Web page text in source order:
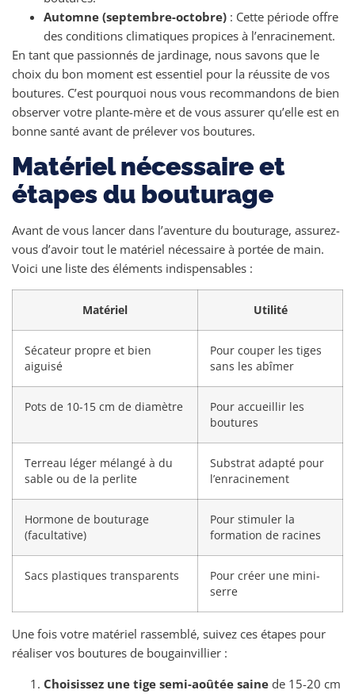
Automne (septembre-octobre) : Cette période offre
des conditions climatiques propices à l’enracinement.
En tant que passionnés de jardinage, nous savons que le
choix du bon moment est essentiel pour la réussite de vos
boutures. C’est pourquoi nous vous recommandons de bien
observer votre plante-mère et de vous assurer qu’elle est en
bonne santé avant de prélever vos boutures.
Matériel nécessaire et
étapes du bouturage
Avant de vous lancer dans l’aventure du bouturage, assurez-
vous d’avoir tout le matériel nécessaire à portée de main.
Voici une liste des éléments indispensables :
Matériel Utilité
Sécateur propre et bien
aiguisé
Pour couper les tiges
sans les abîmer
Pots de 10-15 cm de diamètre
Pour accueillir les
boutures
Terreau léger mélangé à du
sable ou de la perlite
Substrat adapté pour
l’enracinement
Hormone de bouturage
(facultative)
Pour stimuler la
formation de racines
Sacs plastiques transparents
Pour créer une mini-
serre
Une fois votre matériel rassemblé, suivez ces étapes pour
réaliser vos boutures de bougainvillier :
Choisissez une tige semi-aoûtée saine de 15-20 cm